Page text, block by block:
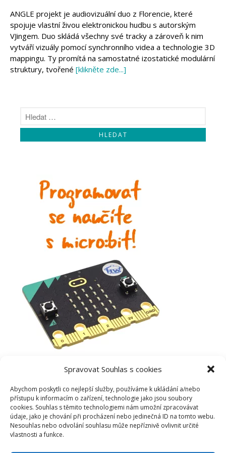
Spravovat Souhlas s cookies
Abychom poskytli co nejlepší služby, používáme k ukládání a/nebo
přístupu k informacím o zařízení, technologie jako jsou soubory
cookies. Souhlas s těmito technologiemi nám umožní zpracovávat
údaje, jako je chování při procházení nebo jedinečná ID na tomto webu.
Nesouhlas nebo odvolání souhlasu může nepříznivě ovlivnit určité
vlastnosti a funkce.
Micro:bit
Videa
Koupit
ANGLE projekt je audiovizuální duo z Florencie, které
spojuje vlastní živou elektronickou hudbu s autorským
VJingem. Duo skládá všechny své tracky a zároveň k nim
vytváří vizuály pomocí synchronního videa a technologie 3D
mappingu. Ty promítá na samostatné izostatické modulární
struktury, tvořené [klikněte zde...]